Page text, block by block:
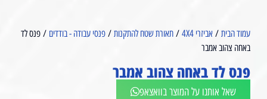
עמוד הבית/ אביזרי 4X4 / תאורת שטח להתקנות/ פנסי עבודה - בודדים / פנס לד
באחה צהוב אמבר
פנס לד באחה צהוב אמבר
שאל אותנו על המוצר בוואצאפ